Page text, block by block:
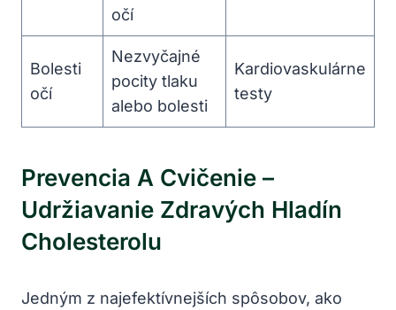
očí
Bolesti
očí
Nezvyčajné
‍pocity tlaku
alebo‌ bolesti
Kardiovaskulárne
testy
Prevencia A Cvičenie –
Udržiavanie Zdravých Hladín
Cholesterolu
Jedným z najefektívnejších spôsobov, ako